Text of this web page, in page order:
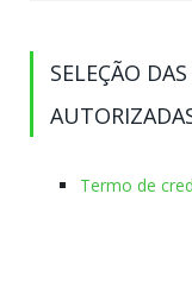
SELEÇÃO
Termo de